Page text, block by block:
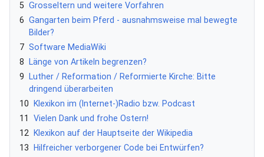
5 Grosseltern und weitere Vorfahren
6 Gangarten beim Pferd - ausnahmsweise mal bewegte
Bilder?
7 Software MediaWiki
8
Länge von Artikeln begrenzen?
9
Luther / Reformation / Reformierte Kirche: Bitte
dringend überarbeiten
10
Klexikon im (Internet-)Radio bzw. Podcast
11
Vielen Dank und frohe Ostern!
12
Klexikon auf der Hauptseite der Wikipedia
13
Hilfreicher verborgener Code bei Entwürfen?